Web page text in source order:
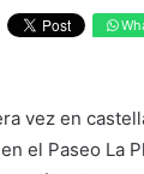
vez en
el Paseo La